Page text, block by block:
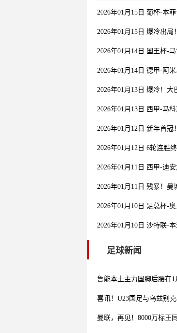
2026年01月15日 葡杯-本
2026年01月15日 爆冷出
2026年01月14日 国王杯-
2026年01月14日 德甲-阿
2026年01月13日 爆冷！
2026年01月13日 西甲-马
2026年01月12日 新年首
2026年01月12日 6轮连胜
2026年01月11日 西甲-迪
2026年01月11日 残暴！
2026年01月10日 足总杯-
2026年01月10日 沙特联-
足球新闻
鲁能本土主力国脚后腰在
喜讯！U23国足与乌兹别
曼联，再见！8000万标王